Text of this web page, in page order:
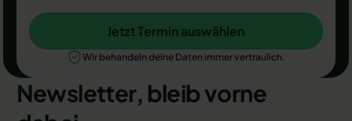
Jetzt Termin auswählen
Jetzt Termin auswählen
Wir behandeln deine Daten immer vertraulich.
Newsletter, bleib vorne